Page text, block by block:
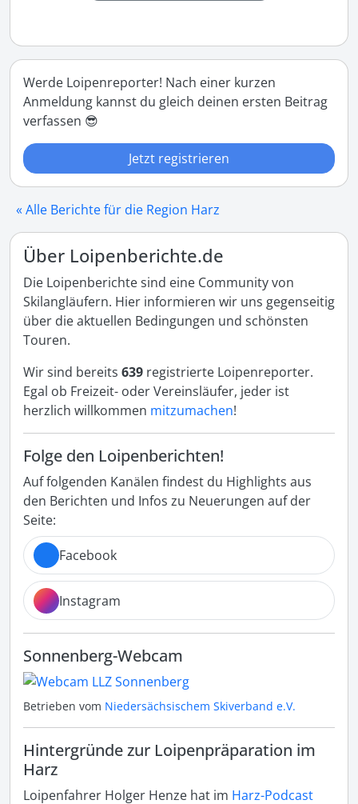
Werde Loipenreporter! Nach einer kurzen
Anmeldung kannst du gleich deinen ersten Beitrag
verfassen 😎
Jetzt registrieren
« Alle Berichte für die Region Harz
Über Loipenberichte.de
Die Loipenberichte sind eine Community von
Skilangläufern. Hier informieren wir uns gegenseitig
über die aktuellen Bedingungen und schönsten
Touren.
Wir sind bereits 639 registrierte Loipenreporter.
Egal ob Freizeit- oder Vereinsläufer, jeder ist
herzlich willkommen mitzumachen!
Folge den Loipenberichten!
Auf folgenden Kanälen findest du Highlights aus
den Berichten und Infos zu Neuerungen auf der
Seite:
Facebook
Instagram
Sonnenberg-Webcam
Betrieben vom Niedersächsischem Skiverband e.V.
Hintergründe zur Loipenpräparation im
Harz
Loipenfahrer Holger Henze hat im Harz-Podcast